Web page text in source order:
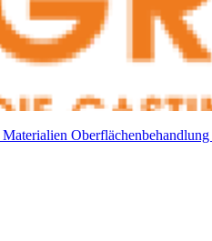
Materialien Oberflächenbehandlung